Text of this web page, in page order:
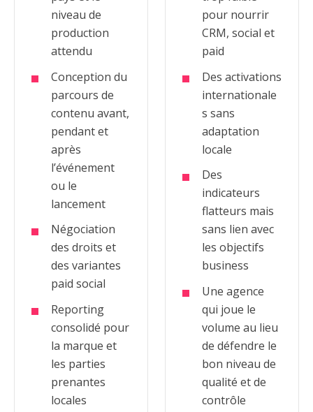
niveau de
production
attendu
Conception du
parcours de
contenu avant,
pendant et
après
l’événement
ou le
lancement
Négociation
des droits et
des variantes
paid social
Reporting
consolidé pour
la marque et
les parties
prenantes
locales
pour nourrir
CRM, social et
paid
Des activations
internationale
s sans
adaptation
locale
Des
indicateurs
flatteurs mais
sans lien avec
les objectifs
business
Une agence
qui joue le
volume au lieu
de défendre le
bon niveau de
qualité et de
contrôle